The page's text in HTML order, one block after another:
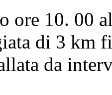
ore 10. 00
di 3 km
da